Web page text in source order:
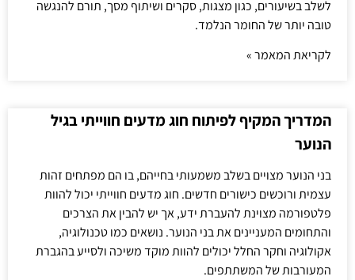
לשלב בשיעורים, כגון מצגות, סקרים ושיתוף מסך, תורם להנגשה
טובה יותר של החומר הנלמד.
לקריאת המאמר »
המדריך המקיף לפיתוח חוג מדעים חווייתי בגיל
הנוער
בני הנוער מצויים בשלב משמעותי בחייהם, בו הם מפתחים זהות
עצמית ורוכשים כישורים חדשים. חוג מדעים חווייתי יכול להוות
פלטפורמה מצוינת להעברת ידע, אך יש להבין את הצרכים
והתחומים המעניינים את בני הנוער. נושאים כמו טכנולוגיה,
אקולוגיה וחקר החלל יכולים להוות מוקד משיכה ולסייע בהגברת
המעורבות של המשתתפים.